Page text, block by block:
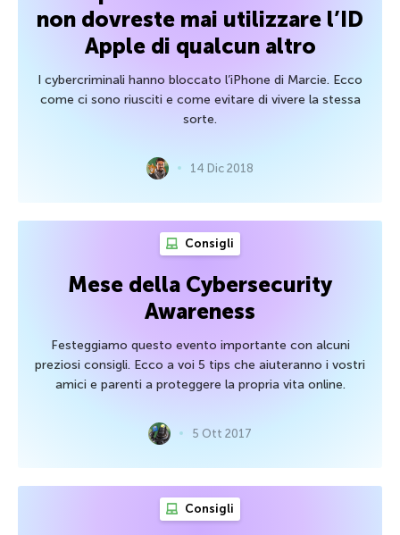
non dovreste mai utilizzare l’ID
Apple di qualcun altro
I cybercriminali hanno bloccato l’iPhone di Marcie. Ecco
come ci sono riusciti e come evitare di vivere la stessa
sorte.
14 Dic 2018
Consigli
Mese della Cybersecurity
Awareness
Festeggiamo questo evento importante con alcuni
preziosi consigli. Ecco a voi 5 tips che aiuteranno i vostri
amici e parenti a proteggere la propria vita online.
5 Ott 2017
Consigli